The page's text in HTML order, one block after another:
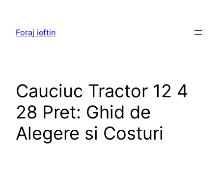
content
Foraj ieftin
Cauciuc Tractor 12 4
28 Pret: Ghid de
Alegere si Costuri